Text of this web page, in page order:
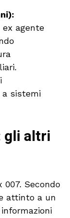
ex agente
a sistemi
gli altri
007. Secondo
attinto a un